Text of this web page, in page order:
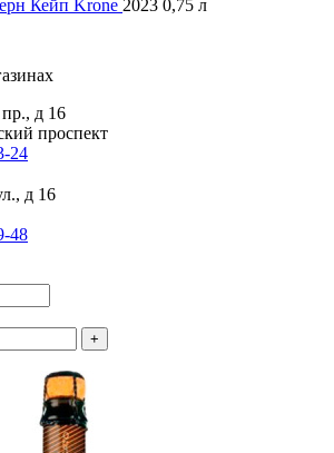
Кейп Krone 2023 0,75 л
д 16
проспект
24
д 16
48
+